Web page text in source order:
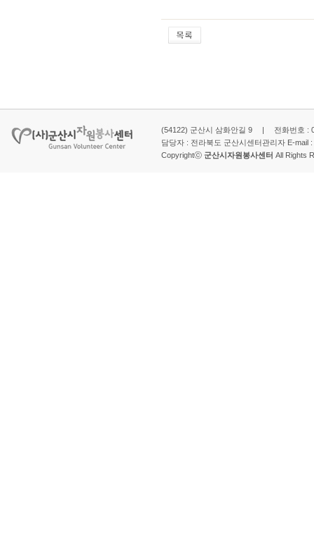
(54122) 군산시 삼화안길 9 | 전화번호 :
담당자 : 전라북도 군산시센터관리자 E-mail :
Copyrightⓒ 군산시자원봉사센터 All Rights